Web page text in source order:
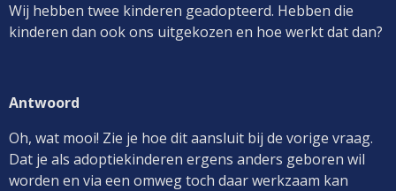
Wij hebben twee kinderen geadopteerd. Hebben die
kinderen dan ook ons uitgekozen en hoe werkt dat dan?
Antwoord
Oh, wat mooi! Zie je hoe dit aansluit bij de vorige vraag.
Dat je als adoptiekinderen ergens anders geboren wil
worden en via een omweg toch daar werkzaam kan